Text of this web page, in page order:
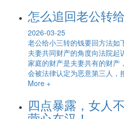
怎么追回老公转
2026-03-25
老公给小三转的钱要回方法如
夫妻共同财产的角度向法院起
家庭的财产是夫妻共有的财产
会被法律认定为恶意第三人，
More +
四点暴露，女人